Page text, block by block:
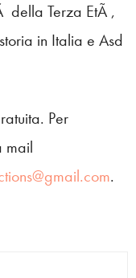
della Terza EtÃ ,
in Italia e Asd
Per
mail
.